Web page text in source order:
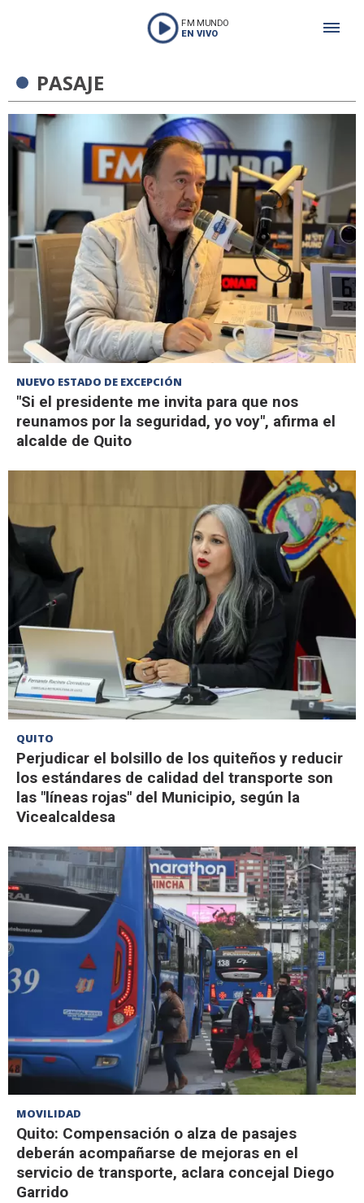
FM MUNDO
EN VIVO
PASAJE
NUEVO ESTADO DE EXCEPCIÓN
"Si el presidente me invita para que nos
reunamos por la seguridad, yo voy", afirma el
alcalde de Quito
QUITO
Perjudicar el bolsillo de los quiteños y reducir
los estándares de calidad del transporte son
las "líneas rojas" del Municipio, según la
Vicealcaldesa
MOVILIDAD
Quito: Compensación o alza de pasajes
deberán acompañarse de mejoras en el
servicio de transporte, aclara concejal Diego
Garrido